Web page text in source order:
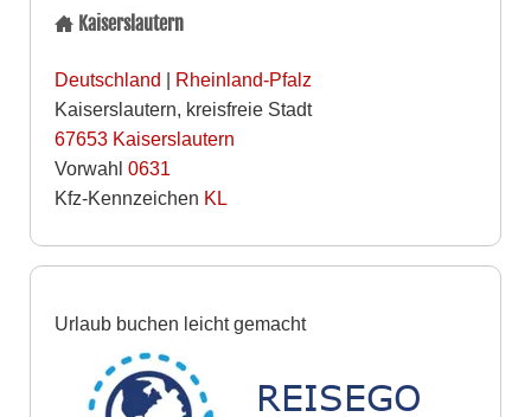
Kaiserslautern
Deutschland
Rheinland-Pfalz
Kaiserslautern, kreisfreie Stadt
67653 Kaiserslautern
Vorwahl 0631
Kfz-Kennzeichen KL
Urlaub buchen leicht gemacht